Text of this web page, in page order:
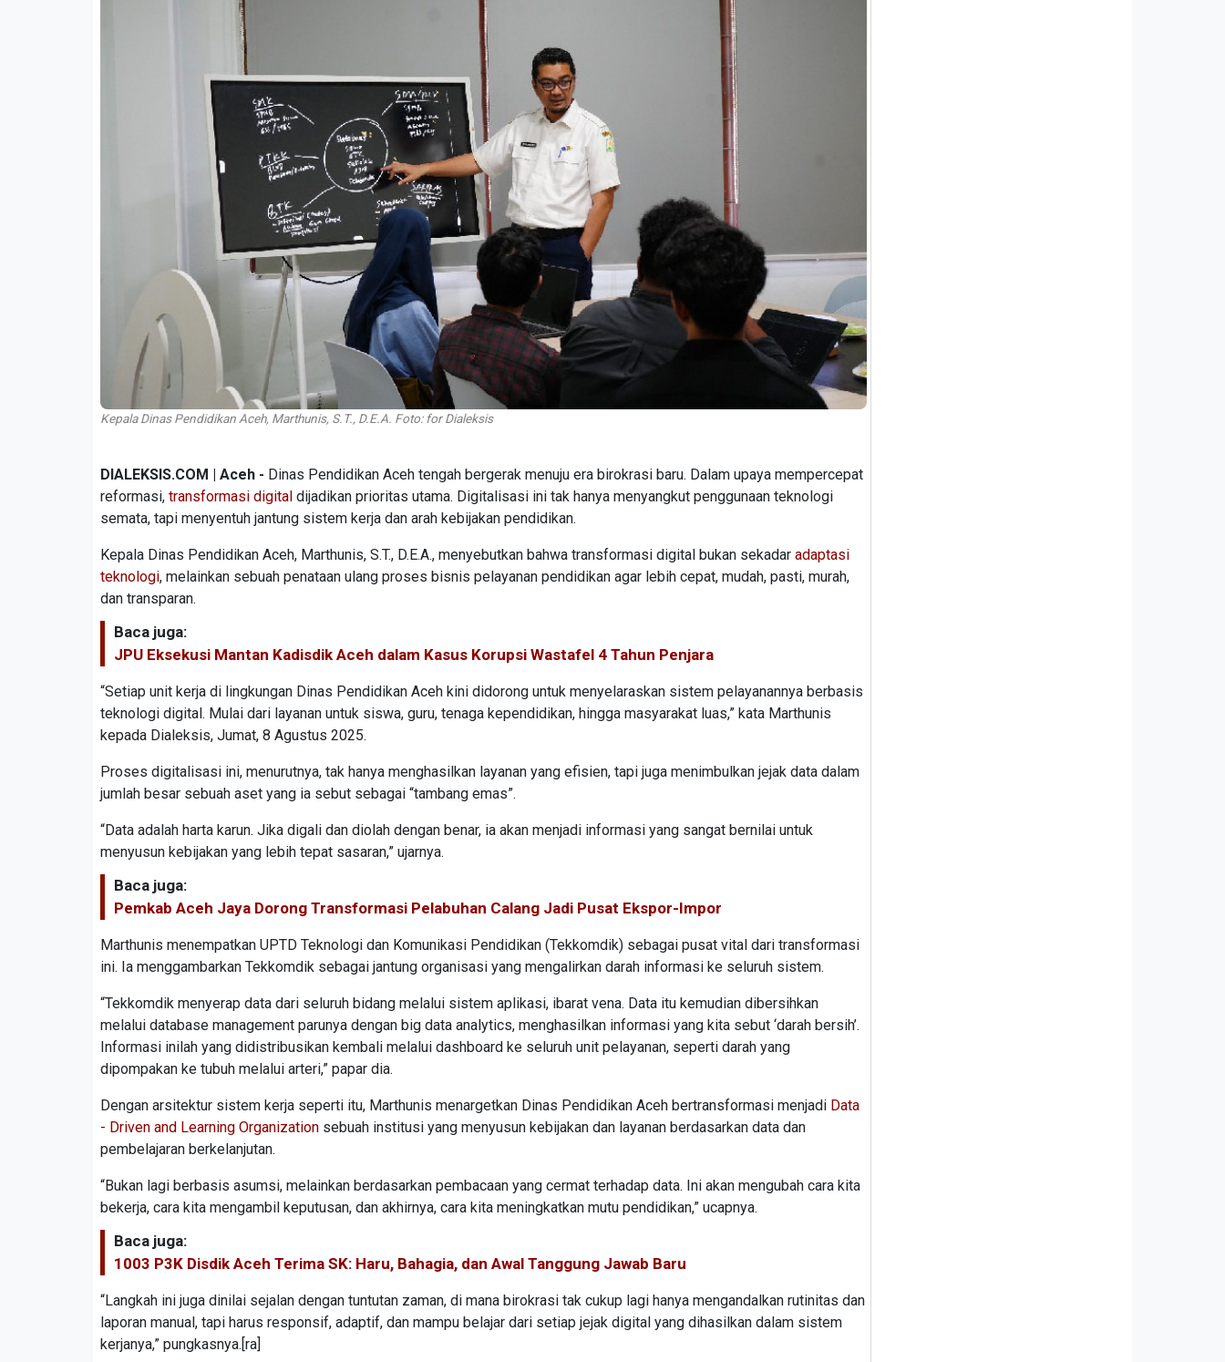
Kepala Dinas Pendidikan Aceh, Marthunis, S.T., D.E.A. Foto: for Dialeksis
DIALEKSIS.COM | Aceh - Dinas Pendidikan Aceh tengah bergerak menuju era birokrasi baru. Dalam upaya mempercepat
reformasi, transformasi digital dijadikan prioritas utama. Digitalisasi ini tak hanya menyangkut penggunaan teknologi
semata, tapi menyentuh jantung sistem kerja dan arah kebijakan pendidikan.
Kepala Dinas Pendidikan Aceh, Marthunis, S.T., D.E.A., menyebutkan bahwa transformasi digital bukan sekadar adaptasi
teknologi, melainkan sebuah penataan ulang proses bisnis pelayanan pendidikan agar lebih cepat, mudah, pasti, murah,
dan transparan.
Baca juga:
JPU Eksekusi Mantan Kadisdik Aceh dalam Kasus Korupsi Wastafel 4 Tahun Penjara
“Setiap unit kerja di lingkungan Dinas Pendidikan Aceh kini didorong untuk menyelaraskan sistem pelayanannya berbasis
teknologi digital. Mulai dari layanan untuk siswa, guru, tenaga kependidikan, hingga masyarakat luas,” kata Marthunis
kepada Dialeksis, Jumat, 8 Agustus 2025.
Proses digitalisasi ini, menurutnya, tak hanya menghasilkan layanan yang efisien, tapi juga menimbulkan jejak data dalam
jumlah besar sebuah aset yang ia sebut sebagai “tambang emas”.
“Data adalah harta karun. Jika digali dan diolah dengan benar, ia akan menjadi informasi yang sangat bernilai untuk
menyusun kebijakan yang lebih tepat sasaran,” ujarnya.
Baca juga:
Pemkab Aceh Jaya Dorong Transformasi Pelabuhan Calang Jadi Pusat Ekspor-Impor
Marthunis menempatkan UPTD Teknologi dan Komunikasi Pendidikan (Tekkomdik) sebagai pusat vital dari transformasi
ini. Ia menggambarkan Tekkomdik sebagai jantung organisasi yang mengalirkan darah informasi ke seluruh sistem.
“Tekkomdik menyerap data dari seluruh bidang melalui sistem aplikasi, ibarat vena. Data itu kemudian dibersihkan
melalui database management parunya dengan big data analytics, menghasilkan informasi yang kita sebut ‘darah bersih’.
Informasi inilah yang didistribusikan kembali melalui dashboard ke seluruh unit pelayanan, seperti darah yang
dipompakan ke tubuh melalui arteri,” papar dia.
Dengan arsitektur sistem kerja seperti itu, Marthunis menargetkan Dinas Pendidikan Aceh bertransformasi menjadi Data
- Driven and Learning Organization sebuah institusi yang menyusun kebijakan dan layanan berdasarkan data dan
pembelajaran berkelanjutan.
“Bukan lagi berbasis asumsi, melainkan berdasarkan pembacaan yang cermat terhadap data. Ini akan mengubah cara kita
bekerja, cara kita mengambil keputusan, dan akhirnya, cara kita meningkatkan mutu pendidikan,” ucapnya.
Baca juga:
1003 P3K Disdik Aceh Terima SK: Haru, Bahagia, dan Awal Tanggung Jawab Baru
“Langkah ini juga dinilai sejalan dengan tuntutan zaman, di mana birokrasi tak cukup lagi hanya mengandalkan rutinitas dan
laporan manual, tapi harus responsif, adaptif, dan mampu belajar dari setiap jejak digital yang dihasilkan dalam sistem
kerjanya,” pungkasnya.[ra]